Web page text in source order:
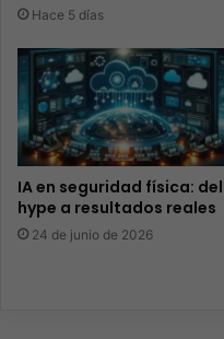
Hace 5 días
IA en seguridad física: del
hype a resultados reales
24 de junio de 2026